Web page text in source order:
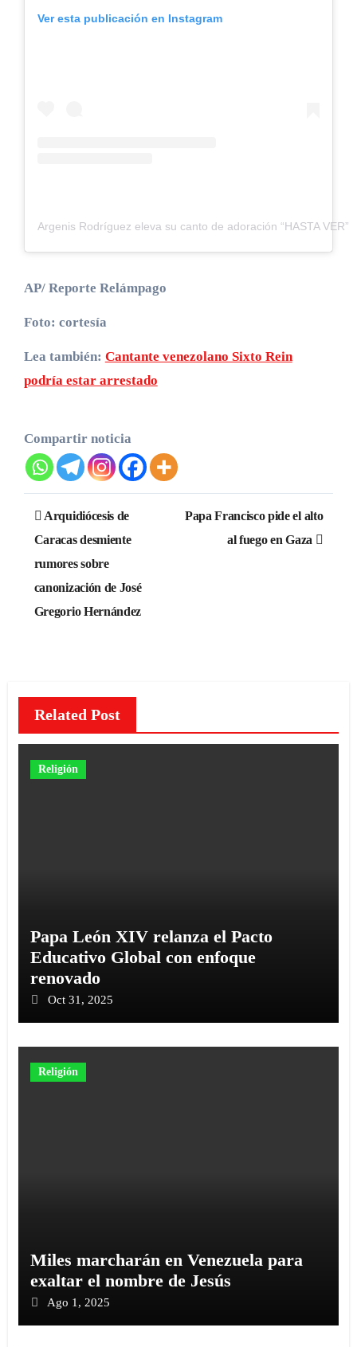
Ver esta publicación en Instagram
Argenis Rodríguez eleva su canto de adoración “HASTA VER”
AP/ Reporte Relámpago
Foto: cortesía
Lea también: Cantante venezolano Sixto Rein
podría estar arrestado
Compartir noticia
Navegación
de
entradas
Arquidiócesis de
Caracas desmiente
rumores sobre
canonización de José
Gregorio Hernández
Papa Francisco pide el alto
al fuego en Gaza
Related Post
Religión
Papa León XIV relanza el Pacto
Educativo Global con enfoque
renovado
Oct 31, 2025
Religión
Miles marcharán en Venezuela para
exaltar el nombre de Jesús
Ago 1, 2025